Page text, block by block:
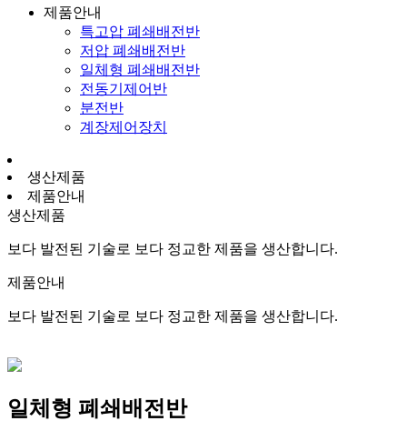
제품안내
특고압 폐쇄배전반
저압 폐쇄배전반
일체형 폐쇄배전반
전동기제어반
분전반
계장제어장치
생산제품
제품안내
생산제품
보다 발전된 기술로 보다 정교한 제품을 생산합니다.
제품안내
보다 발전된 기술로 보다 정교한 제품을 생산합니다.
일체형 폐쇄배전반